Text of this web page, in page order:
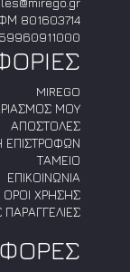
801603714
MIREGO
ΜΟΥ
ΑΠΟΣΤΟΛΕΣ
ΕΠΙΣΤΡΟΦΩΝ
ΤΑΜΕΙΟ
ΕΠΙΚΟΙΝΩΝΙΑ
ΟΡΟΙ ΧΡΗΣΗΣ